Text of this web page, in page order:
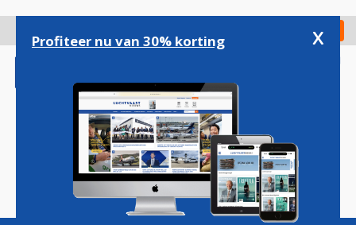
gaan
Check in
Magazine Podcasts Vacatures
Profiteer nu van 30% korting x